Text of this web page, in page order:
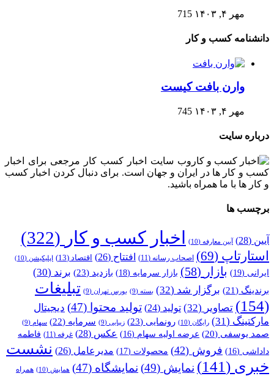
مهر ۴, ۱۴۰۳ 715
دانشنامه کسب و کار
وارن بافت کیست
مهر ۴, ۱۴۰۳ 745
درباره سایت
وب سایت اخبار کسب کار مرجعی برای اخبار
کسب و کار ها در ایران و جهان است. برای دنبال کردن اخبار کسب
و کار ها با ما همراه باشید.
برچسب ها
آیین (28) آیین معارفه (10) اخبار کسب و کار (322)
استارتاپ (69) اصحاب رسانه (11) افتتاح (26) اقتصاد (13) اپلیکیشن (10)
ایرانی (19) بازار (58) بازار سرمایه (18) بازدید (23) برند (30)
برندینگ (21) برگزار شد (32) بسته (9) بورس تهران (9)
تبلیغات
(154)
تصاویر (32) تولید (24) تولید محتوا (47)
دیجیتال
مارکتینگ (31) رایگان (10) رونمایی (23) زیبایی (9) سرمایه (22) سهام (9)
صمد یوسفی (20) عرضه اولیه سهام (16) عکس (28) غرفه (11)
فاطمه
داداشی (16) فروش (42) محصولات (17) مدیرعامل (26)
نشست
خبری (141) نمایش (49) نمایشگاه (47) همایش (10) همراه